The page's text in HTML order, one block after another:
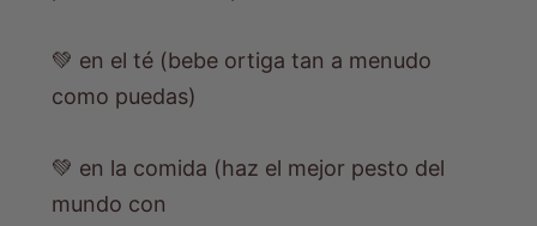
💚 en el té (bebe ortiga tan a menudo
como puedas)
💚 en la comida (haz el mejor pesto del
mundo con